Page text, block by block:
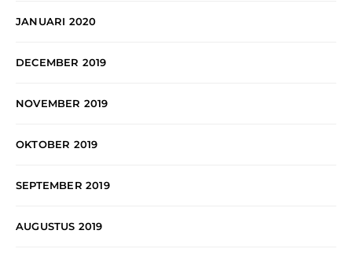
JANUARI 2020
DECEMBER 2019
NOVEMBER 2019
OKTOBER 2019
SEPTEMBER 2019
AUGUSTUS 2019